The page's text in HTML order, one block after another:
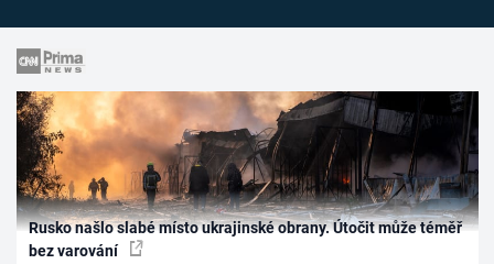
Rusko našlo slabé místo ukrajinské obrany. Útočit může téměř
bez varování